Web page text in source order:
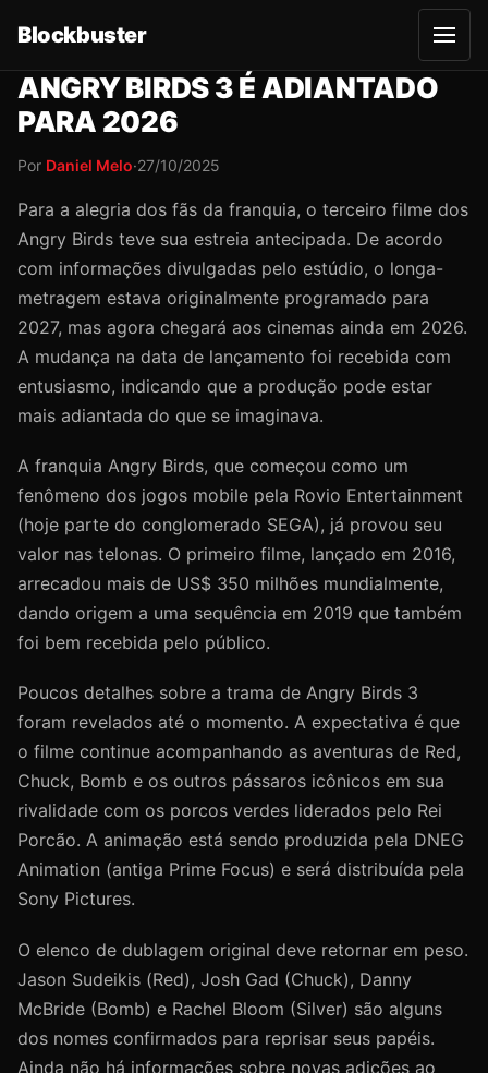
Blockbuster
A
b
r
ANGRY BIRDS 3 É ADIANTADO
PARA 2026
Por Daniel Melo·27/10/2025
Para a alegria dos fãs da franquia, o terceiro filme dos
Angry Birds teve sua estreia antecipada. De acordo
com informações divulgadas pelo estúdio, o longa-
metragem estava originalmente programado para
2027, mas agora chegará aos cinemas ainda em 2026.
A mudança na data de lançamento foi recebida com
entusiasmo, indicando que a produção pode estar
mais adiantada do que se imaginava.
A franquia Angry Birds, que começou como um
fenômeno dos jogos mobile pela Rovio Entertainment
(hoje parte do conglomerado SEGA), já provou seu
valor nas telonas. O primeiro filme, lançado em 2016,
arrecadou mais de US$ 350 milhões mundialmente,
dando origem a uma sequência em 2019 que também
foi bem recebida pelo público.
Poucos detalhes sobre a trama de Angry Birds 3
foram revelados até o momento. A expectativa é que
o filme continue acompanhando as aventuras de Red,
Chuck, Bomb e os outros pássaros icônicos em sua
rivalidade com os porcos verdes liderados pelo Rei
Porcão. A animação está sendo produzida pela DNEG
Animation (antiga Prime Focus) e será distribuída pela
Sony Pictures.
O elenco de dublagem original deve retornar em peso.
Jason Sudeikis (Red), Josh Gad (Chuck), Danny
McBride (Bomb) e Rachel Bloom (Silver) são alguns
dos nomes confirmados para reprisar seus papéis.
Ainda não há informações sobre novas adições ao